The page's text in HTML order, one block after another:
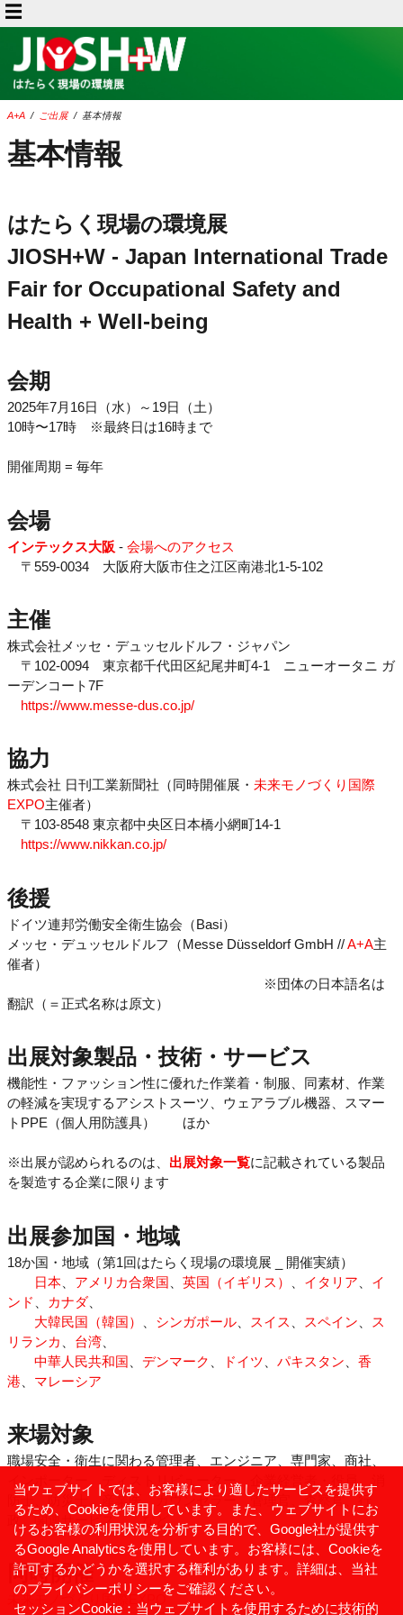
A+A/ ご出展/ 基本情報
基本情報
はたらく現場の環境展
JIOSH+W - Japan International Trade
Fair for Occupational Safety and
Health + Well-being
会期
2025年7月16日（水）～19日（土）
10時〜17時 ※最終日は16時まで
開催周期 = 毎年
会場
インテックス大阪 - 会場へのアクセス
〒559-0034 大阪府大阪市住之江区南港北1-5-102
主催
株式会社メッセ・デュッセルドルフ・ジャパン
〒102-0094 東京都千代田区紀尾井町4-1 ニューオータニ ガ
ーデンコート7F
https://www.messe-dus.co.jp/
協力
株式会社 日刊工業新聞社（同時開催展・ 未来モノづくり国際
EXPO主催者）
〒103-8548 東京都中央区日本橋小網町14-1
https://www.nikkan.co.jp/
後援
ドイツ連邦労働安全衛生協会（Basi）
メッセ・デュッセルドルフ（Messe Düsseldorf GmbH //A+A主
催者）
※団体の日本語名は
翻訳（＝正式名称は原文）
出展対象製品・技術・サービス
機能性・ファッション性に優れた作業着・制服、同素材、作業
の軽減を実現するアシストスーツ、ウェアラブル機器、スマー
トPPE（個人用防護具） ほか
※出展が認められるのは、 出展対象一覧に記載されている製品
を製造する企業に限ります
出展参加国・地域
18か国・地域（第1回はたらく現場の環境展 _ 開催実績）
日本、 アメリカ合衆国 英国（イギリス） イタリア
イ
ンド
カナダ、
大韓民国（韓国）
シンガポール、 スイス スペイン
ス
リランカ
台湾、
中華人民共和国
デンマーク ドイツ パキスタン
香
港
マレーシア
来場対象
職場安全・衛生に関わる管理者、エンジニア、専門家、商社、
インポーター、ディストリビューター、企業経営者・役員、消
防士、防災士、産業医、カウンセラー、管理官、査察官、行
政、関連サービス など
同時開催
未来モノづくり国際EXPO
当ウェブサイトでは、お客様により適したサービスを提供す
るため、Cookieを使用しています。また、ウェブサイトにお
けるお客様の利用状況を分析する目的で、Google社が提供す
るGoogle Analyticsを使用しています。お客様には、Cookieを
許可するかどうかを選択する権利があります。詳細は、 当社
のプライバシーポリシーをご確認ください。
セッションCookie：当ウェブサイトを使用するために技術的